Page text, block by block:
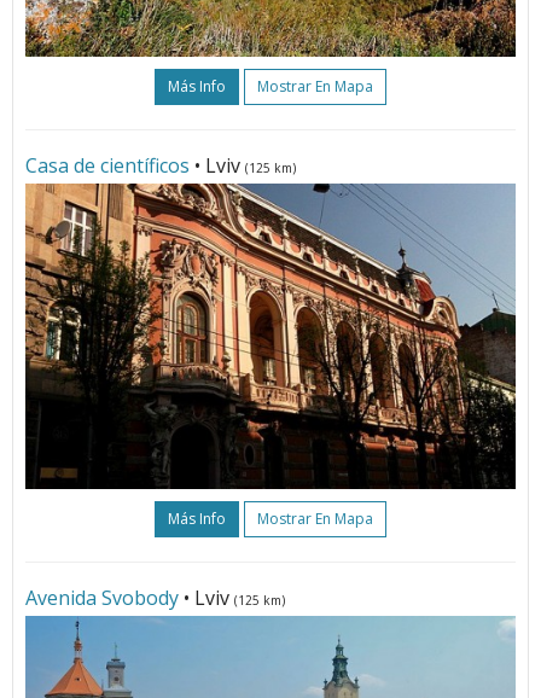
Más Info Mostrar En Mapa
Casa de científicos • Lviv (125 km)
Más Info Mostrar En Mapa
Avenida Svobody • Lviv (125 km)